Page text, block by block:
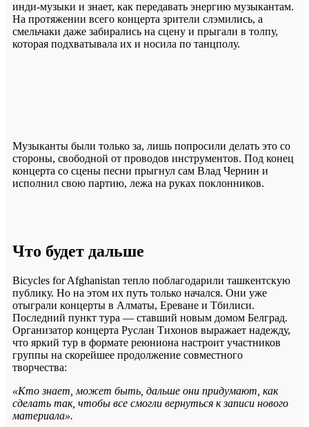
инди-музыки и знает, как передавать энергию музыкантам.
На протяжении всего концерта зрители слэмились, а
смельчаки даже забирались на сцену и прыгали в толпу,
которая подхватывала их и носила по танцполу.
Музыканты были только за, лишь попросили делать это со
стороны, свободной от проводов инструментов. Под конец
концерта со сцены песни прыгнул сам Влад Чернин и
исполнил свою партию, лежа на руках поклонников.
Что будет дальше
Bicycles for Afghanistan тепло поблагодарили ташкентскую
публику. Но на этом их путь только начался. Они уже
отыграли концерты в Алматы, Ереване и Тбилиси.
Последний пункт тура — ставший новым домом Белград.
Организатор концерта Руслан Тихонов выражает надежду,
что яркий тур в формате реюниона настроит участников
группы на скорейшее продолжение совместного
творчества:
«Кто знает, может быть, дальше они придумают, как
сделать так, чтобы все смогли вернуться к записи нового
материала».